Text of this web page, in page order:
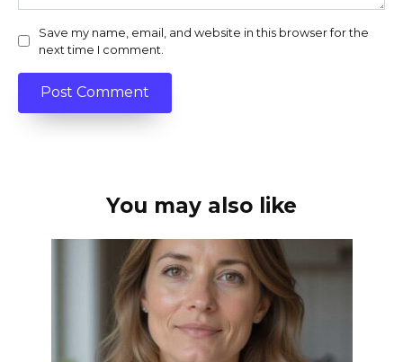
Save my name, email, and website in this browser for the
next time I comment.
You may also like